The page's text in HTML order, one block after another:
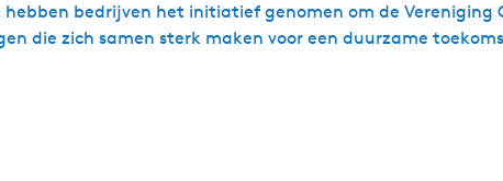
bedrijven het initiatief genomen om de Vereniging
die zich samen sterk maken voor een duurzame